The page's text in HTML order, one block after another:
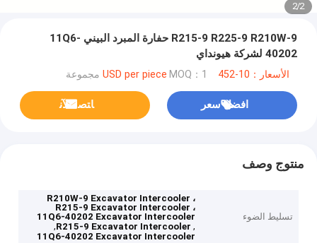
2
/
2
R215-9 R225-9 R210W-9 حفارة المبرد البيني 11Q6-
40202 لشركة هيونداي
الأسعار：10-452 USD per piece MOQ：1 مجموعة
افضل سعر ﺎﺘﺼﻟ ﺍﻶﻧ
منتوج وصف
تسليط الضوء
R210W-9 Excavator Intercooler ،
R215-9 Excavator Intercooler ،
11Q6-40202 Excavator Intercooler
,
R215-9 Excavator Intercooler
,
11Q6-40202 Excavator Intercooler